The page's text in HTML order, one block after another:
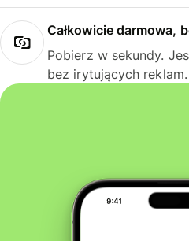
Całkowicie darmowa,
Pobierz w sekundy.
bez irytujących reklam.